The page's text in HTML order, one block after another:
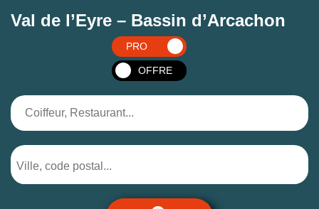
Val de l’Eyre – Bassin d’Arcachon
PRO
OFFRE